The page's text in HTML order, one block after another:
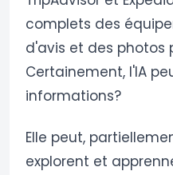
complets des
d'avis et des photos
Certainement, l'IA
informations?
Elle peut,
explorent et